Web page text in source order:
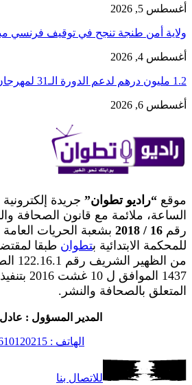
أغسطس 5, 2026
ولاية أمن طنجة تنجح في توقيف فرنسي
أغسطس 4, 2026
1.2 مليون درهم لدعم الدورة الـ31 لمهرجان تطوان لسينما البحر…
أغسطس 6, 2026
موقع “راديو تطوان” جريدة
الساعة، ملائمة مع قانون الصحافة
رقم 16 / 2018
بشعبة الحريات العامة
للمحكمة الابتدائية بتطوان
المتعلق بالصحافة والنشر.
المدير المسؤول :
الهاتف : 0610120215
للاتصال بنا